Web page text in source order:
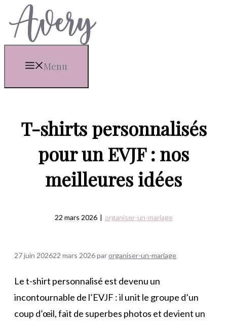
Aller
au
contenu
Menu
T-shirts personnalisés
pour un EVJF : nos
meilleures idées
22 mars 2026 | organiser-un-mariage
27 juin 202622 mars 2026parorganiser-un-mariage
Le t-shirt personnalisé est devenu un
incontournable de l’EVJF : il unit le groupe d’un
coup d’œil, fait de superbes photos et devient un